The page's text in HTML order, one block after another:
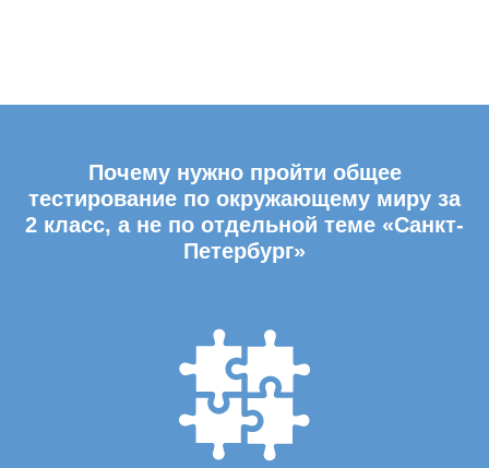
Почему нужно пройти общее
тестирование по окружающему миру за
2 класс, а не по отдельной теме «Санкт-
Петербург»